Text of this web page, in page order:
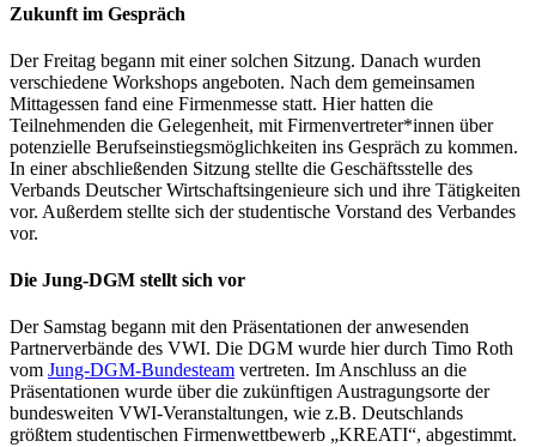
Zukunft im Gespräch
Der Freitag begann mit einer solchen Sitzung. Danach wurden
verschiedene Workshops angeboten. Nach dem gemeinsamen
Mittagessen fand eine Firmenmesse statt. Hier hatten die
Teilnehmenden die Gelegenheit, mit Firmenvertreter*innen über
potenzielle Berufseinstiegsmöglichkeiten ins Gespräch zu kommen.
In einer abschließenden Sitzung stellte die Geschäftsstelle des
Verbands Deutscher Wirtschaftsingenieure sich und ihre Tätigkeiten
vor. Außerdem stellte sich der studentische Vorstand des Verbandes
vor.
Die Jung-DGM stellt sich vor
Der Samstag begann mit den Präsentationen der anwesenden
Partnerverbände des VWI. Die DGM wurde hier durch Timo Roth
vom Jung-DGM-Bundesteam vertreten. Im Anschluss an die
Präsentationen wurde über die zukünftigen Austragungsorte der
bundesweiten VWI-Veranstaltungen, wie z.B. Deutschlands
größtem studentischen Firmenwettbewerb „KREATI“, abgestimmt.